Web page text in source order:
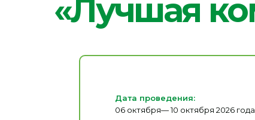
Дата проведения:
06 октября— 10 октября 2026 года